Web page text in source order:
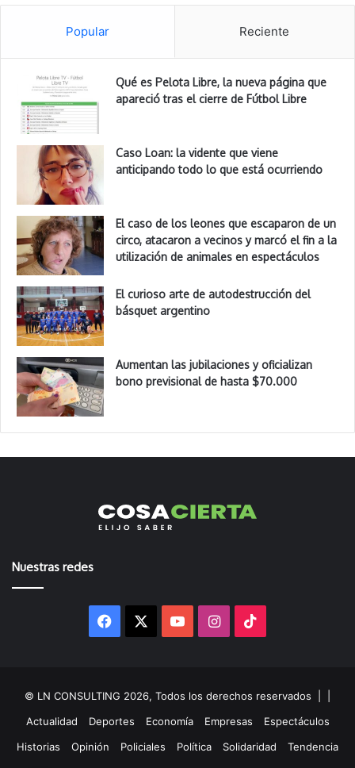
Popular Reciente
Qué es Pelota Libre, la nueva página que
apareció tras el cierre de Fútbol Libre
Caso Loan: la vidente que viene
anticipando todo lo que está ocurriendo
El caso de los leones que escaparon de un
circo, atacaron a vecinos y marcó el fin a la
utilización de animales en espectáculos
El curioso arte de autodestrucción del
básquet argentino
Aumentan las jubilaciones y oficializan
bono previsional de hasta $70.000
Nuestras redes
Facebook YouTubeInstagram
© LN CONSULTING 2026, Todos los derechos reservados |
Actualidad
Deportes Economía Empresas
Espectáculos
Historias
Opinión Policiales Política Solidaridad Tendencia